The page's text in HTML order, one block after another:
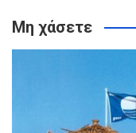
Μη χάσετε